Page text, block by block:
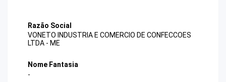
Razão Social
VONETO INDUSTRIA E COMERCIO DE CONFECCOES
LTDA - ME
Nome Fantasia
-